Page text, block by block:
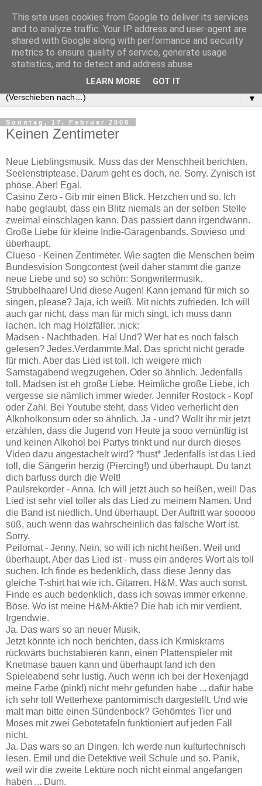
▼
Sonntag, 17. Februar 2008
Keinen Zentimeter
Neue Lieblingsmusik. Muss das der Menschheit berichten.
Seelenstriptease. Darum geht es doch, ne. Sorry. Zynisch ist
phöse. Aber! Egal.
Casino Zero - Gib mir einen Blick. Herzchen und so. Ich
habe geglaubt, dass ein Blitz niemals an der selben Stelle
zweimal einschlagen kann. Das passiert dann irgendwann.
Große Liebe für kleine Indie-Garagenbands. Sowieso und
überhaupt.
Clueso - Keinen Zentimeter. Wie sagten die Menschen beim
Bundesvision Songcontest (weil daher stammt die ganze
neue Liebe und so) so schön: Songwritermusik.
Strubbelhaare! Und diese Augen! Kann jemand für mich so
singen, please? Jaja, ich weiß. Mit nichts zufrieden. Ich will
auch gar nicht, dass man für mich singt, ich muss dann
lachen. Ich mag Holzfäller. :nick:
Madsen - Nachtbaden. Ha! Und? Wer hat es noch falsch
gelesen? Jedes.Verdammte.Mal. Das spricht nicht gerade
für mich. Aber das Lied ist toll. Ich weigere mich
Samstagabend wegzugehen. Oder so ähnlich. Jedenfalls
toll. Madsen ist eh große Liebe. Heimliche große Liebe, ich
vergesse sie nämlich immer wieder. Jennifer Rostock - Kopf
oder Zahl. Bei Youtube steht, dass Video verherlicht den
Alkoholkonsum oder so ähnlich. Ja - und? Wollt ihr mir jetzt
erzählen, dass die Jugend von Heute ja sooo vernünftig ist
und keinen Alkohol bei Partys trinkt und nur durch dieses
Video dazu angestachelt wird? *hust* Jedenfalls ist das Lied
toll, die Sängerin herzig (Piercing!) und überhaupt. Du tanzt
dich barfuss durch die Welt!
Paulsrekorder - Anna. Ich will jetzt auch so heißen, weil! Das
Lied ist sehr viel toller als das Lied zu meinem Namen. Und
die Band ist niedlich. Und überhaupt. Der Auftritt war sooooo
süß, auch wenn das wahrscheinlich das falsche Wort ist.
Sorry.
Peilomat - Jenny. Nein, so will ich nicht heißen. Weil und
überhaupt. Aber das Lied ist - muss ein anderes Wort als toll
suchen. Ich finde es bedenklich, dass diese Jenny das
gleiche T-shirt hat wie ich. Gitarren. H&M. Was auch sonst.
Finde es auch bedenklich, dass ich sowas immer erkenne.
Böse. Wo ist meine H&M-Aktie? Die hab ich mir verdient.
Irgendwie.
Ja. Das wars so an neuer Musik.
Jetzt könnte ich noch berichten, dass ich Krmiskrams
rückwärts buchstabieren kann, einen Plattenspieler mit
Knetmase bauen kann und überhaupt fand ich den
Spieleabend sehr lustig. Auch wenn ich bei der Hexenjagd
meine Farbe (pink!) nicht mehr gefunden habe ... dafür habe
ich sehr toll Wetterhexe pantomimisch dargestellt. Und wie
malt man bitte einen Sündenbock? Gehörntes Tier und
Moses mit zwei Gebotetafeln funktioniert auf jeden Fall
nicht.
Ja. Das wars so an Dingen. Ich werde nun kulturtechnisch
lesen. Emil und die Detektive weil Schule und so. Panik,
weil wir die zweite Lektüre noch nicht einmal angefangen
haben ... Dum.
This site uses cookies from Google to deliver its services
and to analyze traffic. Your IP address and user-agent are
shared with Google along with performance and security
metrics to ensure quality of service, generate usage
statistics, and to detect and address abuse.
LEARN MORE GOT IT